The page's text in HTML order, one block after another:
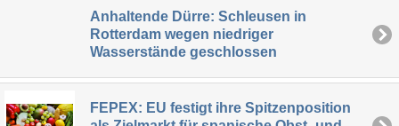
Anhaltende Dürre: Schleusen in
Rotterdam wegen niedriger
Wasserstände geschlossen
FEPEX: EU festigt ihre Spitzenposition